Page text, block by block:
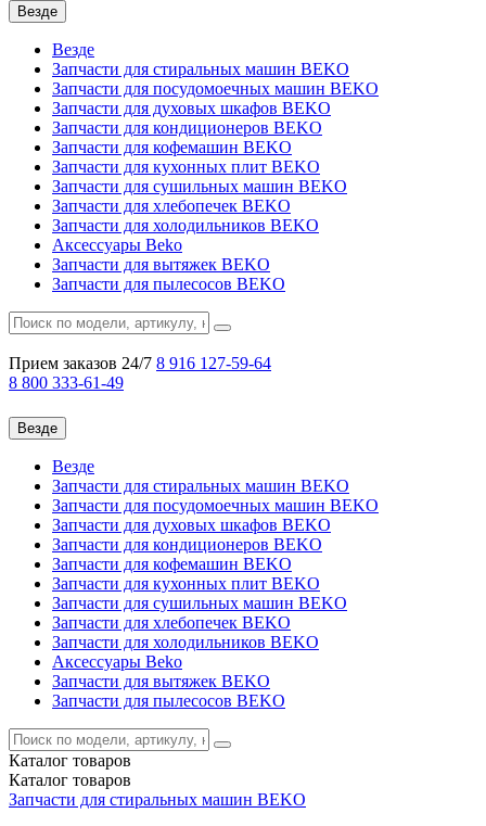
Везде
Везде
Запчасти для стиральных машин BEKO
Запчасти для посудомоечных машин BEKO
Запчасти для духовых шкафов BEKO
Запчасти для кондиционеров BEKO
Запчасти для кофемашин BEKO
Запчасти для кухонных плит BEKO
Запчасти для сушильных машин BEKO
Запчасти для хлебопечек BEKO
Запчасти для холодильников BEKO
Аксессуары Beko
Запчасти для вытяжек BEKO
Запчасти для пылесосов BEKO
Прием заказов 24/7 8 916 127-59-64
8 800 333-61-49
Везде
Везде
Запчасти для стиральных машин BEKO
Запчасти для посудомоечных машин BEKO
Запчасти для духовых шкафов BEKO
Запчасти для кондиционеров BEKO
Запчасти для кофемашин BEKO
Запчасти для кухонных плит BEKO
Запчасти для сушильных машин BEKO
Запчасти для хлебопечек BEKO
Запчасти для холодильников BEKO
Аксессуары Beko
Запчасти для вытяжек BEKO
Запчасти для пылесосов BEKO
Каталог товаров
Каталог товаров
Запчасти для стиральных машин BEKO